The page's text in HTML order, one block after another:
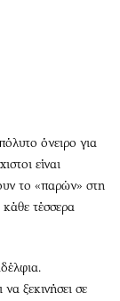
όνειρο για
είναι
το «παρών» στη
τέσσερα
ξεκινήσει σε